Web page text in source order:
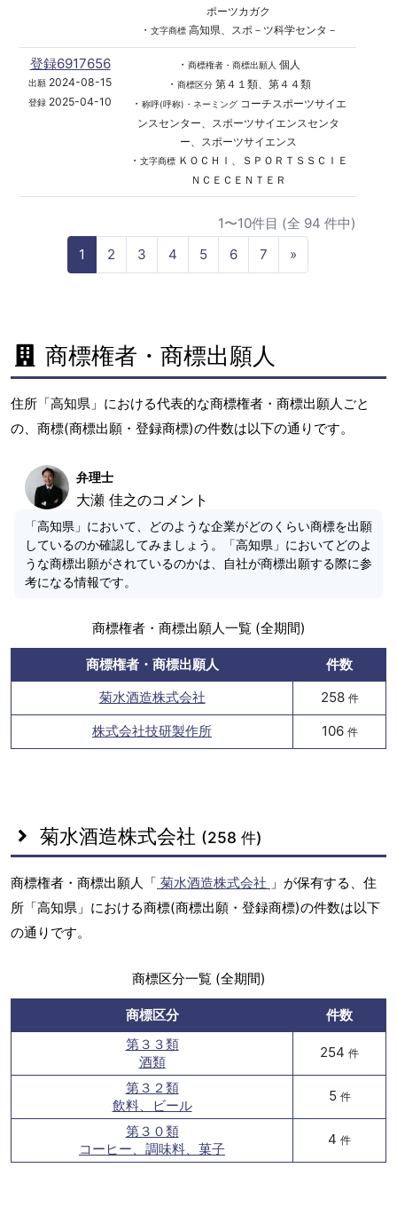
ポーツカガク
・ 文字商標高知県、スポ－ツ科学センタ－
登録6917656
出願 2024-08-15
登録 2025-04-10
・ 商標権者・商標出願人 個人
・ 商標区分第４１類、第４４類
・ 称呼(呼称)・ネーミングコーチスポーツサイエ
ンスセンター、スポーツサイエンスセンタ
ー、スポーツサイエンス
・ 文字商標ＫＯＣＨＩ、ＳＰＯＲＴＳＳＣＩＥ
ＮＣＥＣＥＮＴＥＲ
1〜10件目 (全 94 件中)
1
2 3 4 5 6 7 »
e
商標権者・商標出願人
住所「高知県」における代表的な商標権者・商標出願人ごと
の、商標(商標出願・登録商標)の件数は以下の通りです。
弁理士
大瀬 佳之のコメント
「高知県」において、どのような企業がどのくらい商標を出願
しているのか確認してみましょう。「高知県」においてどのよ
うな商標出願がされているのかは、自社が商標出願する際に参
考になる情報です。
商標権者・商標出願人一覧 (全期間)
商標権者・商標出願人
件数
菊水酒造株式会社
258 件
株式会社技研製作所 106 件
菊水酒造株式会社 (258 件)
商標権者・商標出願人「 菊水酒造株式会社 」が保有する、住
所「高知県」における商標(商標出願・登録商標)の件数は以下
の通りです。
商標区分一覧 (全期間)
商標区分
件数
第３３類
酒類
254 件
第３２類
飲料、ビール
5 件
第３０類
コーヒー、調味料、菓子
4 件